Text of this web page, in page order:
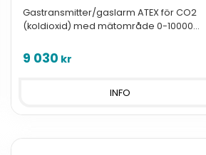
Gastransmitter/gaslarm ATEX för CO2
(koldioxid) med mätområde 0-10000
samt reläutgångar som tillval.
9 030 kr
INFO